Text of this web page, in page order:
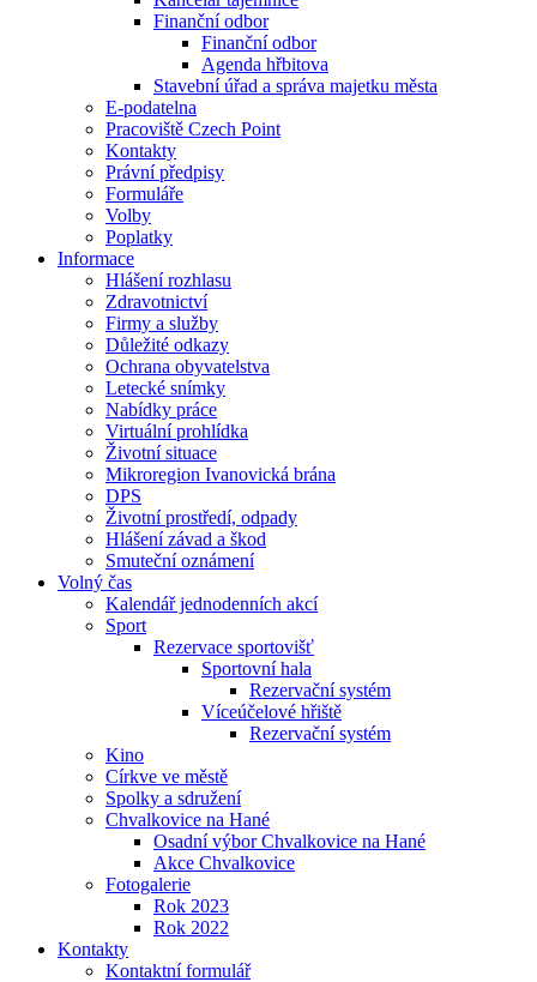
Finanční odbor
Finanční odbor
Agenda hřbitova
Stavební úřad a správa majetku města
E-podatelna
Pracoviště Czech Point
Kontakty
Právní předpisy
Formuláře
Volby
Poplatky
Informace
Hlášení rozhlasu
Zdravotnictví
Firmy a služby
Důležité odkazy
Ochrana obyvatelstva
Letecké snímky
Nabídky práce
Virtuální prohlídka
Životní situace
Mikroregion Ivanovická brána
DPS
Životní prostředí, odpady
Hlášení závad a škod
Smuteční oznámení
Volný čas
Kalendář jednodenních akcí
Sport
Rezervace sportovišť
Sportovní hala
Rezervační systém
Víceúčelové hřiště
Rezervační systém
Kino
Církve ve městě
Spolky a sdružení
Chvalkovice na Hané
Osadní výbor Chvalkovice na Hané
Akce Chvalkovice
Fotogalerie
Rok 2023
Rok 2022
Kontakty
Kontaktní formulář